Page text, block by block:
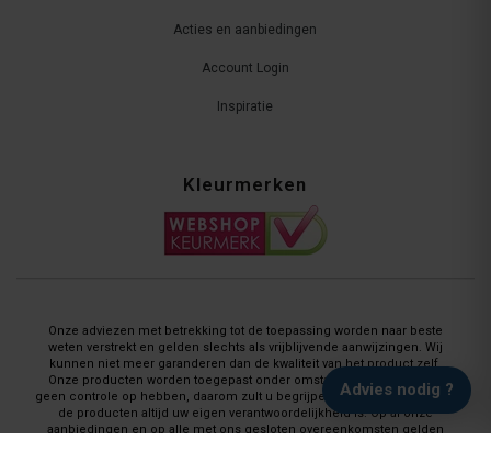
Advies nodig ?
Acties en aanbiedingen
Account Login
Inspiratie
Kleurmerken
Onze adviezen met betrekking tot de toepassing worden naar beste
weten verstrekt en gelden slechts als vrijblijvende aanwijzingen. Wij
kunnen niet meer garanderen dan de kwaliteit van het product zelf.
Onze producten worden toegepast onder omstandigheden waar wij
geen controle op hebben, daarom zult u begrijpen dat de applicatie van
de producten altijd uw eigen verantwoordelijkheid is. Op al onze
aanbiedingen en op alle met ons gesloten overeenkomsten gelden